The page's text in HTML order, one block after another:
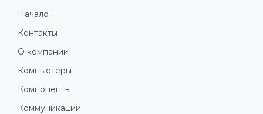
Начало
Контакты
О компании
Компьютеры
Компоненты
Коммуникации